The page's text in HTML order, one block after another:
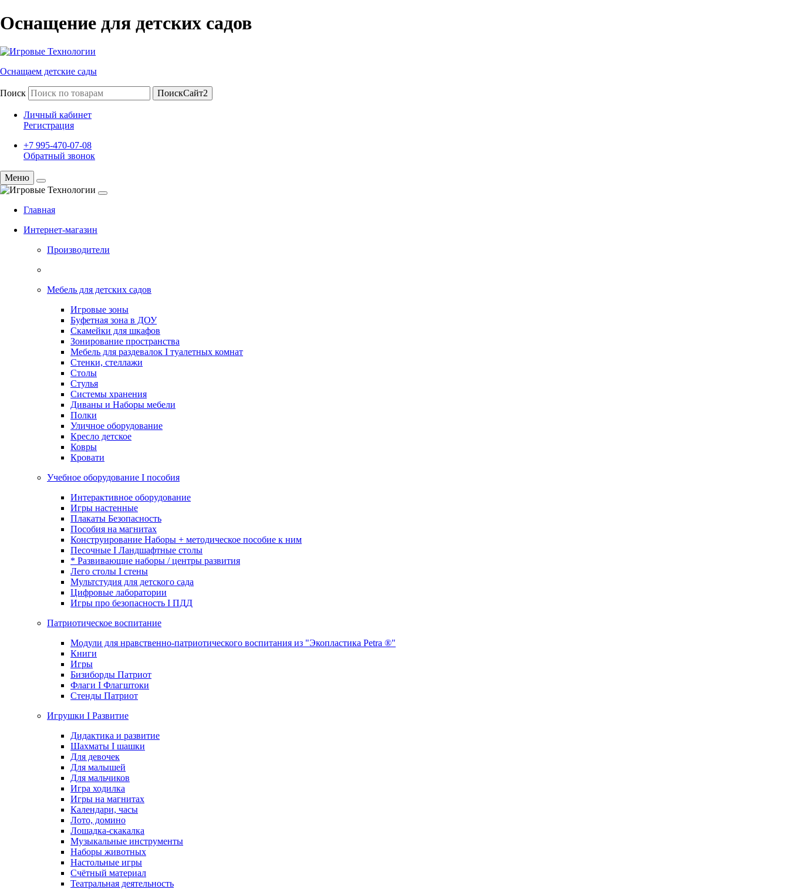
Оснащение для детских садов
Оснащаем детские сады
Поиск ПоискСайт2
Личный кабинет
Регистрация
+7 995-470-07-08
Обратный звонок
Меню
Главная
Интернет-магазин
Производители
Мебель для детских садов
Игровые зоны
Буфетная зона в ДОУ
Скамейки для шкафов
Зонирование пространства
Мебель для раздевалок I туалетных комнат
Стенки, стеллажи
Столы
Стулья
Системы хранения
Диваны и Наборы мебели
Полки
Уличное оборудование
Кресло детское
Ковры
Кровати
Учебное оборудование I пособия
Интерактивное оборудование
Игры настенные
Плакаты Безопасность
Пособия на магнитах
Конструирование Наборы + методическое пособие к ним
Песочные I Ландшафтные столы
* Развивающие наборы / центры развития
Лего столы I стены
Мультстудия для детского сада
Цифровые лаборатории
Игры про безопасность I ПДД
Патриотическое воспитание
Модули для нравственно-патриотического воспитания из "Экопластика Petra ®"
Книги
Игры
Бизиборды Патриот
Флаги I Флагштоки
Стенды Патриот
Игрушки I Развитие
Дидактика и развитие
Шахматы I шашки
Для девочек
Для малышей
Для мальчиков
Игра ходилка
Игры на магнитах
Календари, часы
Лото, домино
Лошадка-скакалка
Музыкальные инструменты
Наборы животных
Настольные игры
Счётный материал
Театральная деятельность